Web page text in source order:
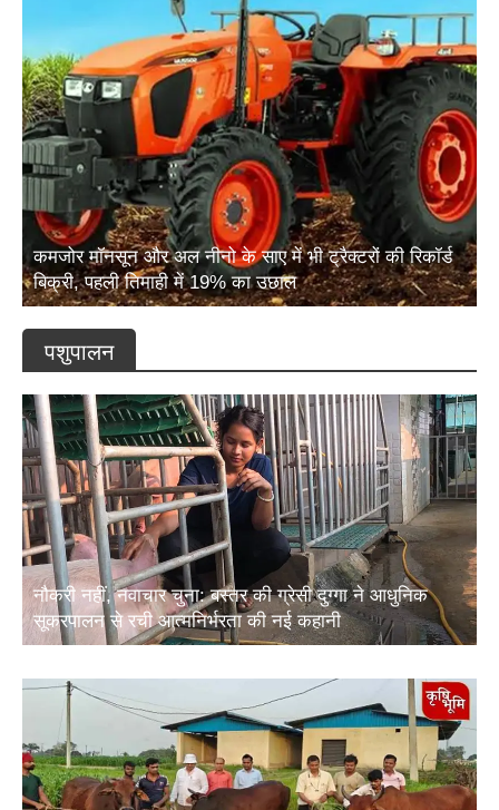
कमजोर मॉनसून और अल नीनो के साए में भी ट्रैक्टरों की रिकॉर्ड
बिक्री, पहली तिमाही में 19% का उछाल
पशुपालन
नौकरी नहीं, नवाचार चुना: बस्तर की ग्रेसी दुग्गा ने आधुनिक
सूकरपालन से रची आत्मनिर्भरता की नई कहानी